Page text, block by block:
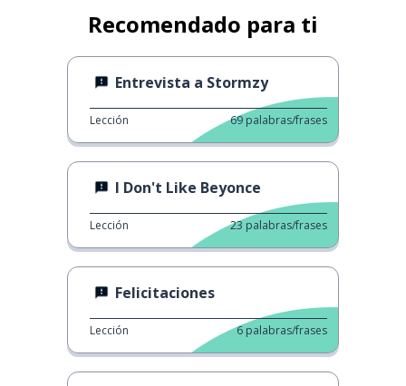
Recomendado para ti
Entrevista a Stormzy
Lección 69 palabras/frases
I Don't Like Beyonce
Lección 23 palabras/frases
Felicitaciones
Lección 6 palabras/frases